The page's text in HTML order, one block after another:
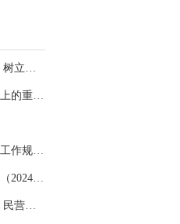
《求是》杂志发表习近平总书记重要文章 树立和践行正确政绩观
习近平主席在全军高级干部培训班开班式上的重要讲话引领全军开展思想整风、深化政治整训
中共中央办公厅印发《全国党员教育培训工作规划（2024－2028年）》
中共中央国务院印发《乡村全面振兴规划（2024—2027年）》
习近平：民营经济发展前景广阔大有可为 民营企业和民营企业家大显身手正当其时